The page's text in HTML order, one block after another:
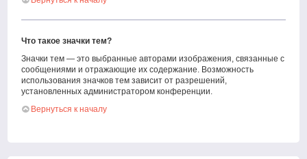
Что такое значки тем?
Значки тем — это выбранные авторами изображения, связанные с
сообщениями и отражающие их содержание. Возможность
использования значков тем зависит от разрешений,
установленных администратором конференции.
Вернуться к началу